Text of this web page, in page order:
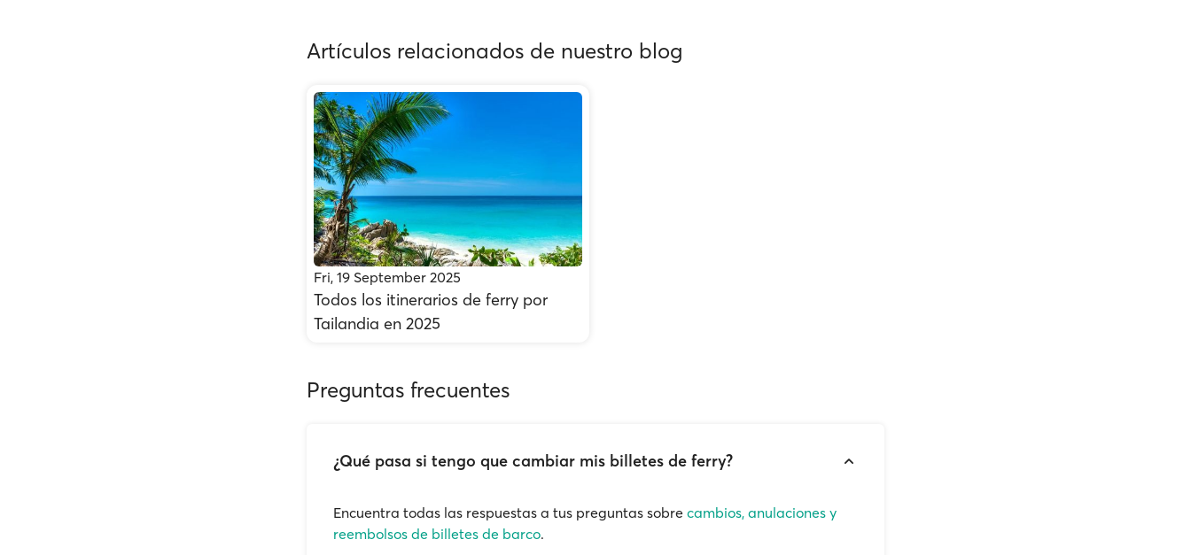
Artículos relacionados de nuestro blog
Fri, 19 September 2025
Todos los itinerarios de ferry por
Tailandia en 2025
Preguntas frecuentes
¿Qué pasa si tengo que cambiar mis billetes de ferry?
Encuentra todas las respuestas a tus preguntas sobre cambios, anulaciones y
reembolsos de billetes de barco.